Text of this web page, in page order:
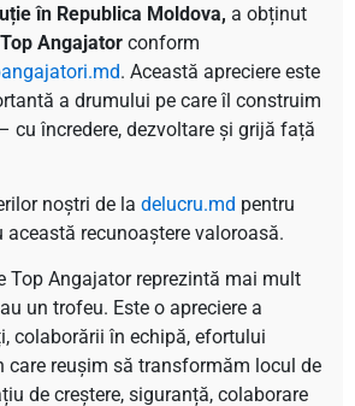
în Republica Moldova, a obținut
Top Angajator conform
. Această apreciere este
a drumului pe care îl construim
cu încredere, dezvoltare și grijă față
noștri de la delucru.md pentru
această recunoaștere valoroasă.
Top Angajator reprezintă mai mult
un trofeu. Este o apreciere a
colaborării în echipă, efortului
care reușim să transformăm locul de
de creștere, siguranță, colaborare